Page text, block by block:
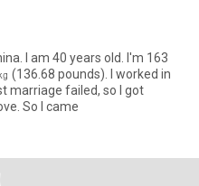
I am 40 years old. I'm 163
(136.68 pounds). I worked in
marriage failed, so I got
divorced, but I still believe in true love. So I came